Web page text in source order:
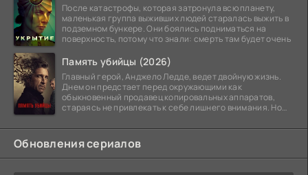
После катастрофы, которая затронула всю планету,
маленькая группа выживших людей старалась выжить в
подземном бункере. Они боялись подниматься на
поверхность, потому что знали: смерть там будет очень
Память убийцы (2026)
Главный герой, Анджело Ледде, ведет двойную жизнь.
Днем он предстает перед окружающими как
обыкновенный продавец копировальных аппаратов,
стараясь не привлекать к себе лишнего внимания. Но
Обновления сериалов